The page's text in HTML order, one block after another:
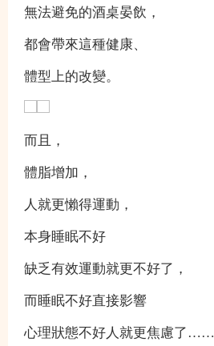
無法避免的酒桌晏飲，
都會帶來這種健康、
體型上的改變。
而且，
體脂增加，
人就更懶得運動，
本身睡眠不好
缺乏有效運動就更不好了，
而睡眠不好直接影響
心理狀態不好人就更焦慮了……